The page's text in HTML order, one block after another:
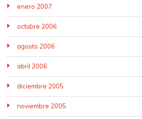
enero 2007
octubre 2006
agosto 2006
abril 2006
diciembre 2005
noviembre 2005